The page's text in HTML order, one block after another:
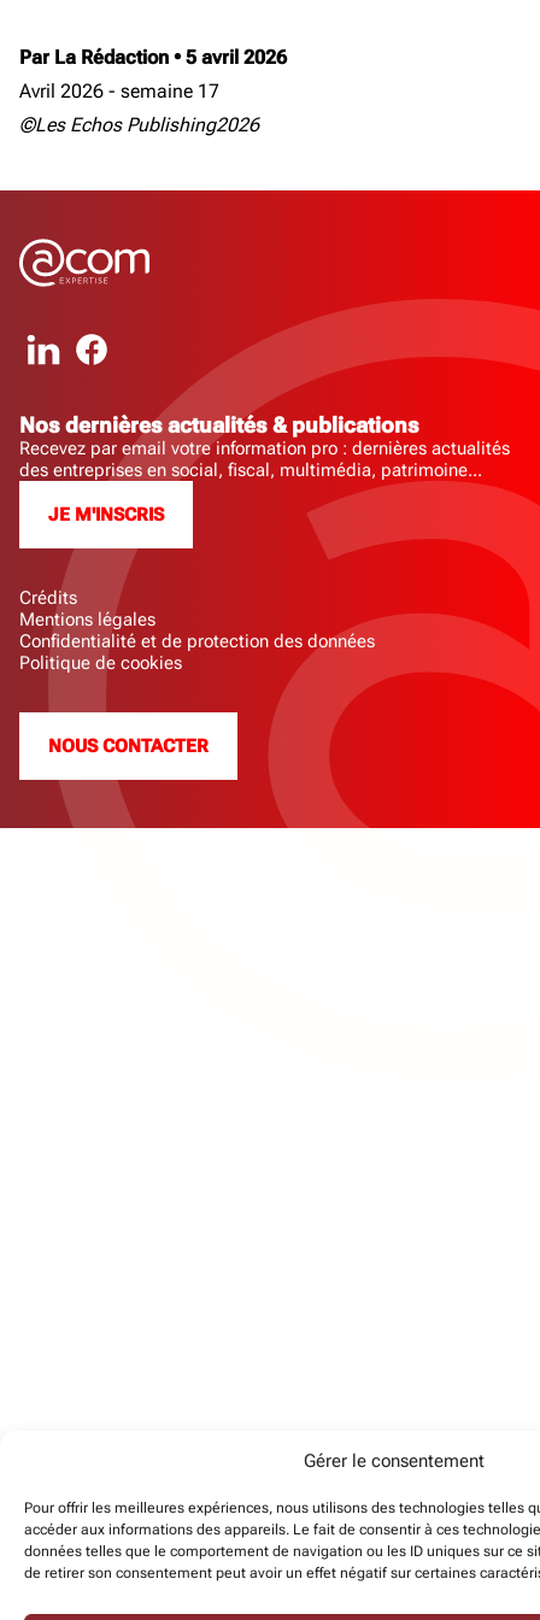
Gérer le consentement
Pour offrir les meilleures expériences, nous utilisons des technologies telles
accéder aux informations des appareils. Le fait de consentir à ces
données telles que le comportement de navigation ou les ID uniques sur ce
de retirer son consentement peut avoir un effet négatif sur certaines
Par La Rédaction • 5 avril 2026
Avril 2026 - semaine 17
©Les Echos Publishing2026
Crédits
Mentions légales
Confidentialité et de protection des données
Politique de cookies
NOUS CONTACTER
Nos dernières actualités & publications
Recevez par email votre information pro : dernières actualités
des entreprises en social, fiscal, multimédia, patrimoine...
JE M'INSCRIS